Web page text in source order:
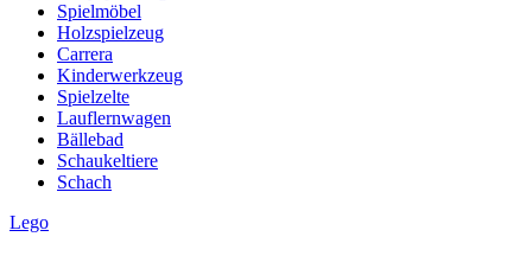
Spielmöbel
Holzspielzeug
Carrera
Kinderwerkzeug
Spielzelte
Lauflernwagen
Bällebad
Schaukeltiere
Schach
Lego